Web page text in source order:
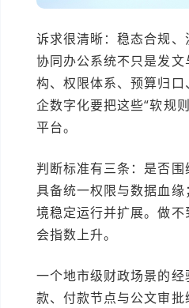
诉求很清晰：稳态合规、
协同办公系统不只是发
构、权限体系、预算归
企数字化要把这些“软规
平台。
判断标准有三条：是否
具备统一权限与数据血
境稳定运行并扩展。做
会指数上升。
一个地市级财政场景的
款、付款节点与公文审